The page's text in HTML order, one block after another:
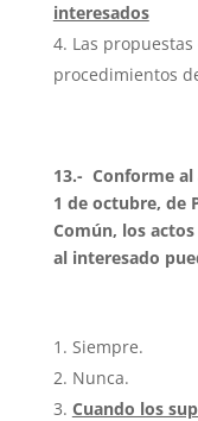
interesados
Las
procedimientos
13.- Conforme al
1 de octubre, de
Común, los
al interesado
Siempre.
Nunca.
Cuando los